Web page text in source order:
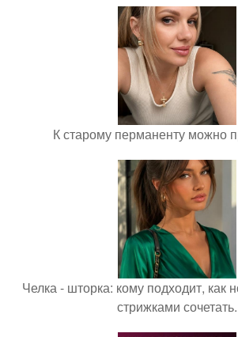
К старому перманенту можно
Челка - шторка: кому подходит, как
стрижками сочетать.